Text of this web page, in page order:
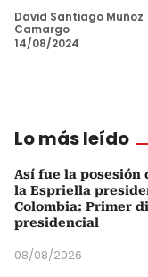
David Santiago Muñoz
Camargo
14/08/2024
Lo más leído
Así fue la posesión
la Espriella
Colombia: Primer
presidencial
08/08/2026